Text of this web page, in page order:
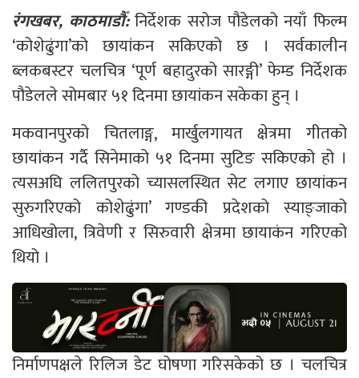
रंगखबर, काठमाडौँ:निर्देशक सरोज पौडेलको नयाँ फिल्म
‘कोशेढुंगा’को छायांकन सकिएको छ । सर्वकालीन
ब्लकबस्टर चलचित्र ‘पूर्ण बहादुरको सारङ्गी’ फेम्ड निर्देशक
पौडेलले सोमबार ५१ दिनमा छायांकन सकेका हुन् ।
मकवानपुरको चितलाङ्ग, मार्खुलगायत क्षेत्रमा गीतको
छायांकन गर्दै सिनेमाको ५१ दिनमा सुटिङ सकिएको हो ।
त्यसअघि ललितपुरको च्यासलस्थित सेट लगाए छायांकन
सुरुगरिएको कोशेढुंगा’ गण्डकी प्रदेशको स्याङ्जाको
आधिखोला, त्रिवेणी र सिरुवारी क्षेत्रमा छायाकंन गरिएको
थियो ।
निर्माणपक्षले रिलिज डेट घोषणा गरिसकेको छ । चलचित्र